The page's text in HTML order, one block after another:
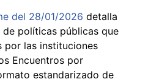
del 28/01/2026 detalla
políticas públicas que
por las instituciones
Encuentros por
estandarizado de